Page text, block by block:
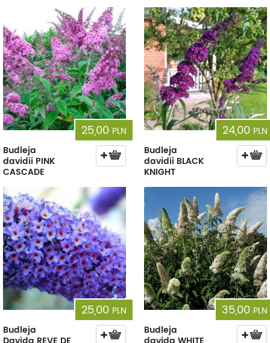
25,00 PLN
Budleja
davidii PINK
CASCADE
24,00 PLN
Budleja
davidii BLACK
KNIGHT
25,00 PLN
Budleja
35,00 PLN
Budleja